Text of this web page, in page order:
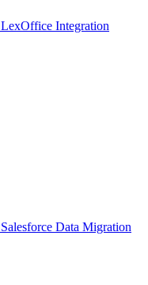
LexOffice Integration
Salesforce Data Migration